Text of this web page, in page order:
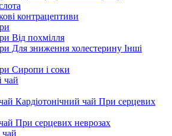
контрацептиви
Від похмілля
Для зниження холестерину Інші
Сиропи і соки
чай
Кардіотонічний чай При серцевих
При серцевих неврозах
чай